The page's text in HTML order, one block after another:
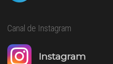
Canal de Instagram
Instagram